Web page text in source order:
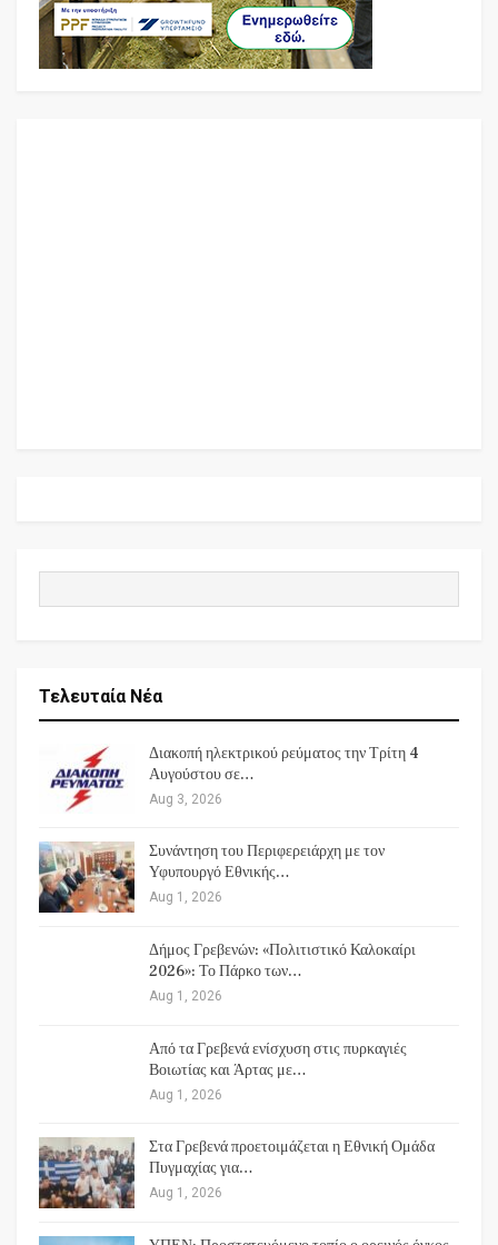
Τελευταία Νέα
Διακοπή ηλεκτρικού ρεύματος την Τρίτη 4
Αυγούστου σε…
Aug 3, 2026
Συνάντηση του Περιφερειάρχη με τον
Υφυπουργό Εθνικής…
Aug 1, 2026
Δήμος Γρεβενών: «Πολιτιστικό Καλοκαίρι
2026»: Το Πάρκο των…
Aug 1, 2026
Από τα Γρεβενά ενίσχυση στις πυρκαγιές
Βοιωτίας και Άρτας με…
Aug 1, 2026
Στα Γρεβενά προετοιμάζεται η Εθνική Ομάδα
Πυγμαχίας για…
Aug 1, 2026